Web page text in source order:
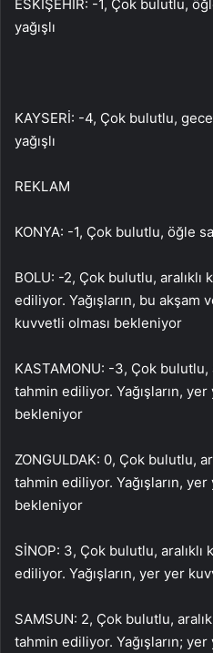
ESKİŞEHİR: -1, Çok bulutlu,
yağışlı
KAYSERİ: -4, Çok bulutlu,
yağışlı
REKLAM
KONYA: -1, Çok bulutlu, öğle
BOLU: -2, Çok bulutlu, aralıklı
ediliyor. Yağışların, bu
kuvvetli olması bekleniyor
KASTAMONU: -3, Çok bulutlu,
tahmin ediliyor. Yağışların,
bekleniyor
ZONGULDAK: 0, Çok bulutlu,
tahmin ediliyor. Yağışların,
bekleniyor
SİNOP: 3, Çok bulutlu, aralıklı
ediliyor. Yağışların, yer yer
SAMSUN: 2, Çok bulutlu,
tahmin ediliyor. Yağışların;